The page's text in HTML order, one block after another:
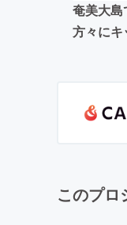
奄美大
方々にキ
このプロ